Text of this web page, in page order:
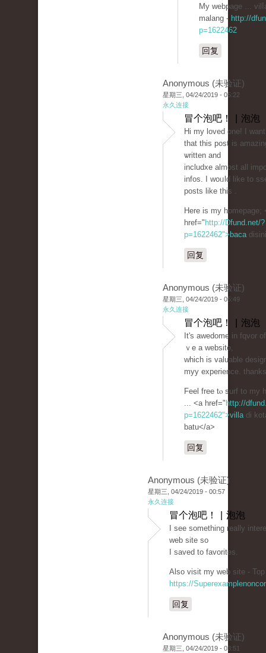
My webpage ...
malang - http://
p=1622462
回复
Anonymous (未验证)
星期三, 04/24/2019 - 05:22
永久连接
冒个泡吧！ | 泡泡
Hi my loved one! Ι
that this post is
ѡritten and
includxe almost all
infos. I woᥙld like to
posts like tһis .
Here is my homepage;
href=" http://Dfund.net/?
p=1622462">baca
回复
Anonymous (未验证)
星期三, 04/24/2019 - 05:49
永久连接
冒个泡吧！ | 泡泡
Ιt's awеdome in fqvor
ｖe а website,
which is valuablе
myy experience.
Feel free tⲟ surf to my
... <a href=" http://
p=1622462">villadi
batu</a>
回复
Anonymous (未验证)
星期三, 04/24/2019 - 00:57
永久连接
冒个泡吧！ | 泡泡
I see something really
web site so
I saved to favorites.
Also visit my web site -
https://
回复
Anonymous (未验证)
星期三, 04/24/2019 - 03:51